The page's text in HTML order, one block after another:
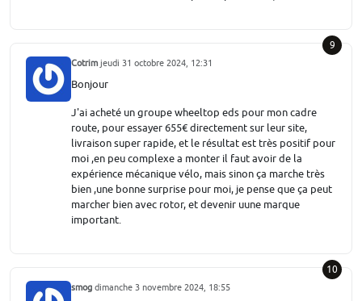
9
Cotrim jeudi 31 octobre 2024, 12:31
Bonjour
J'ai acheté un groupe wheeltop eds pour mon cadre
route, pour essayer 655€ directement sur leur site,
livraison super rapide, et le résultat est très positif pour
moi ,en peu complexe a monter il faut avoir de la
expérience mécanique vélo, mais sinon ça marche très
bien ,une bonne surprise pour moi, je pense que ça peut
marcher bien avec rotor, et devenir uune marque
important.
10
smog dimanche 3 novembre 2024, 18:55